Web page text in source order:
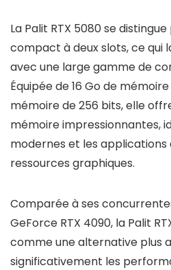
La Palit RTX 5080 se
compact à deux slots, ce qui
avec une large gamme de
Équipée de 16 Go de
mémoire de 256 bits, elle
mémoire impressionnantes,
modernes et les applications
ressources graphiques.
Comparée à ses
GeForce RTX 4090, la Palit
comme une alternative plus
significativement les